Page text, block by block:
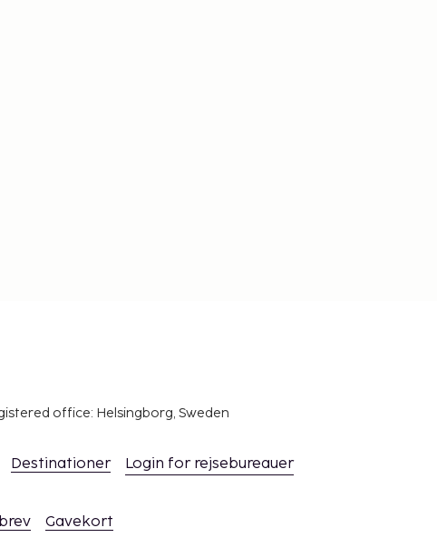
office: Helsingborg, Sweden
Destinationer Login for rejsebureauer
Gavekort